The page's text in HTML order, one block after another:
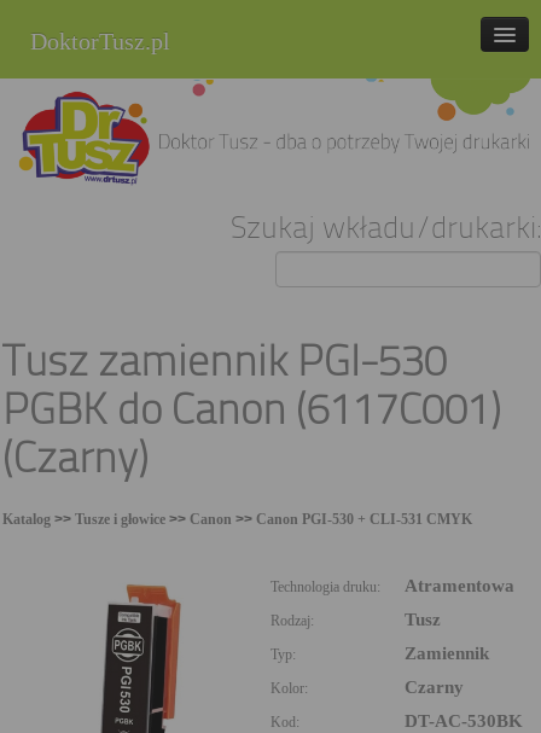
DoktorTusz.pl
tel. 857 337 337
Strona główna
Sklep internetowy
Szukaj wkładu/drukarki:
Tusz zamiennik PGI-530
PGBK do Canon (6117C001)
(Czarny)
Katalog >> Tusze i głowice >> Canon >> Canon PGI-530 + CLI-531 CMYK
Technologia druku: Atramentowa
Rodzaj: Tusz
Typ: Zamiennik
Kolor: Czarny
Kod: DT-AC-530BK